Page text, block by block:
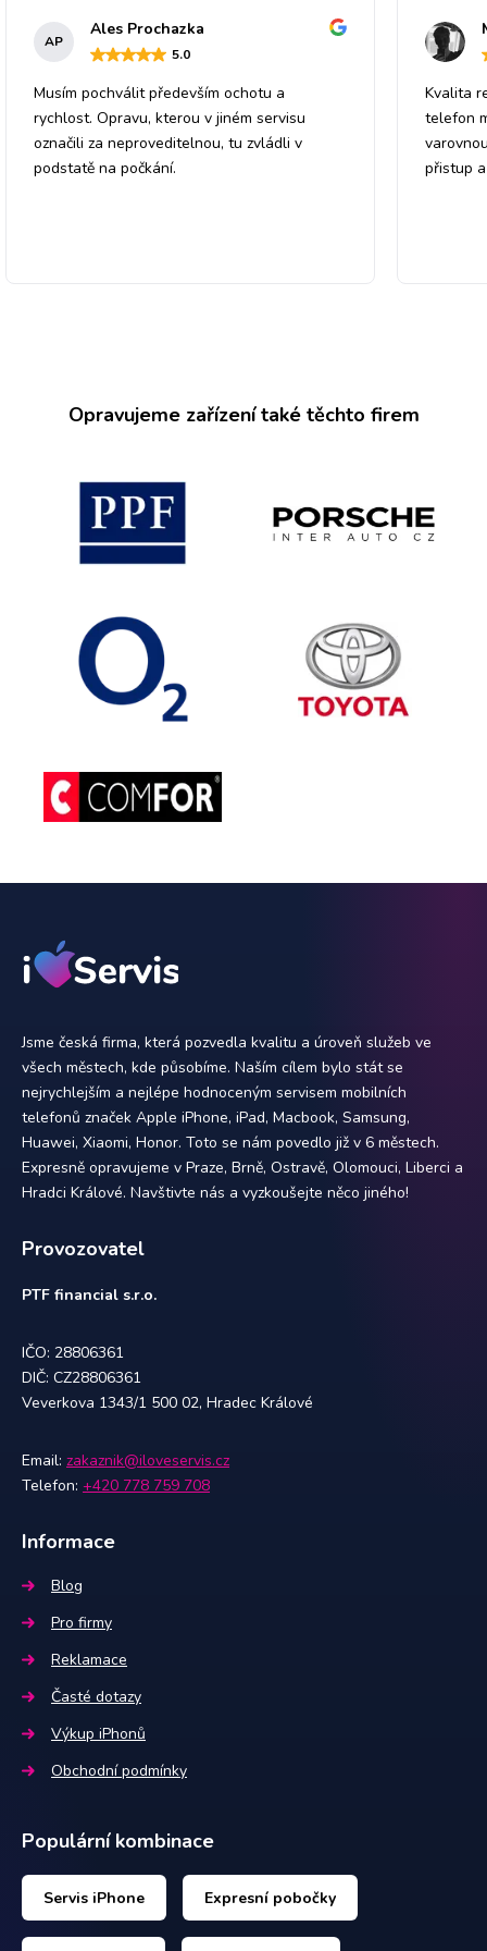
AP
Ales Prochazka
5.0
Musím pochválit především ochotu a
rychlost. Opravu, kterou v jiném servisu
označili za neproveditelnou, tu zvládli v
podstatě na počkání.
Kvalita
telefon
přistup
Opravujeme zařízení také těchto firem
Jsme česká firma, která pozvedla kvalitu a úroveň služeb ve
všech městech, kde působíme. Naším cílem bylo stát se
nejrychlejším a nejlépe hodnoceným servisem mobilních
telefonů značek Apple iPhone, iPad, Macbook, Samsung,
Huawei, Xiaomi, Honor. Toto se nám povedlo již v 6 městech.
Expresně opravujeme v Praze, Brně, Ostravě, Olomouci, Liberci a
Hradci Králové. Navštivte nás a vyzkoušejte něco jiného!
Provozovatel
PTF financial s.r.o.
IČO: 28806361
DIČ: CZ28806361
Veverkova 1343/1 500 02, Hradec Králové
Email: zakaznik@iloveservis.cz
Telefon: +420 778 759 708
Informace
Blog
Pro firmy
Reklamace
Časté dotazy
Výkup iPhonů
Obchodní podmínky
Populární kombinace
Servis iPhone Expresní pobočky